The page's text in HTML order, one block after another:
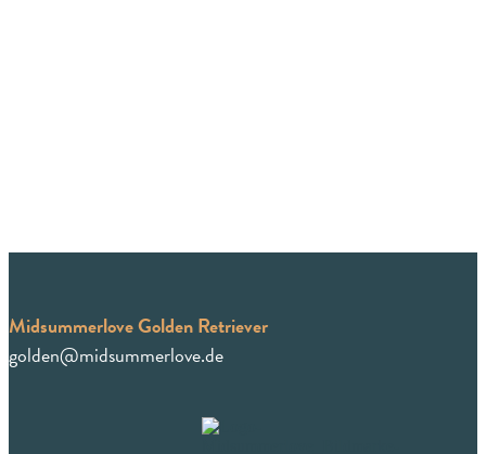
Midsummerlove Golden Retriever
golden@midsummerlove.de